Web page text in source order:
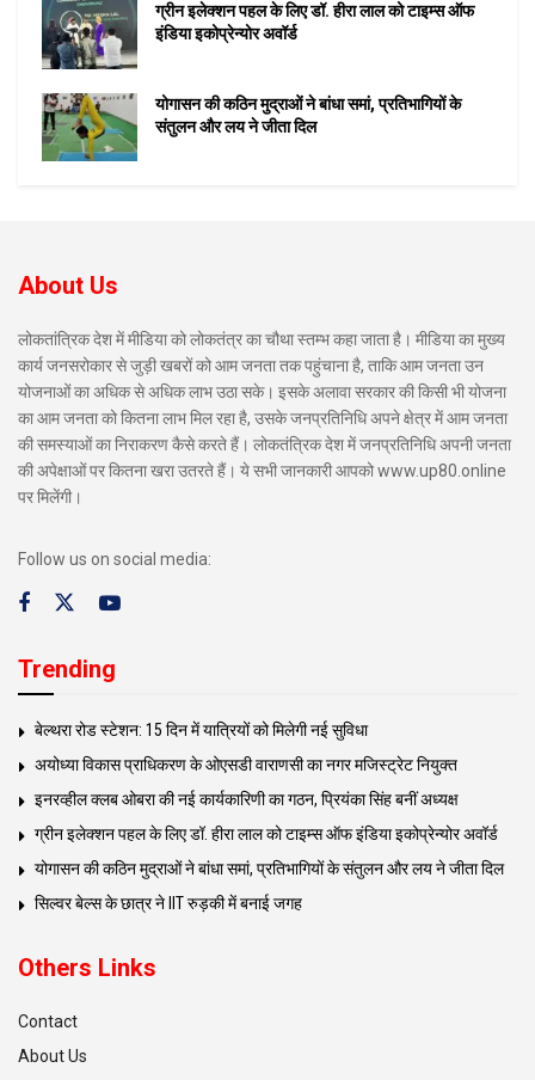
ग्रीन इलेक्शन पहल के लिए डॉ. हीरा लाल को टाइम्स ऑफ
इंडिया इकोप्रेन्योर अवॉर्ड
योगासन की कठिन मुद्राओं ने बांधा समां, प्रतिभागियों के
संतुलन और लय ने जीता दिल
About Us
लोकतांत्रिक देश में मीडिया को लोकतंत्र का चौथा स्तम्भ कहा जाता है। मीडिया का मुख्य
कार्य जनसरोकार से जुड़ी खबरों को आम जनता तक पहुंचाना है, ताकि आम जनता उन
योजनाओं का अधिक से अधिक लाभ उठा सके। इसके अलावा सरकार की किसी भी योजना
का आम जनता को कितना लाभ मिल रहा है, उसके जनप्रतिनिधि अपने क्षेत्र में आम जनता
की समस्याओं का निराकरण कैसे करते हैं। लोकतंत्रिक देश में जनप्रतिनिधि अपनी जनता
की अपेक्षाओं पर कितना खरा उतरते हैं। ये सभी जानकारी आपको www.up80.online
पर मिलेंगी।
Follow us on social media:
Trending
बेल्थरा रोड स्टेशन: 15 दिन में यात्रियों को मिलेगी नई सुविधा
अयोध्या विकास प्राधिकरण के ओएसडी वाराणसी का नगर मजिस्ट्रेट नियुक्त
इनरव्हील क्लब ओबरा की नई कार्यकारिणी का गठन, प्रियंका सिंह बनीं अध्यक्ष
ग्रीन इलेक्शन पहल के लिए डॉ. हीरा लाल को टाइम्स ऑफ इंडिया इकोप्रेन्योर अवॉर्ड
योगासन की कठिन मुद्राओं ने बांधा समां, प्रतिभागियों के संतुलन और लय ने जीता दिल
सिल्वर बेल्स के छात्र ने IIT रुड़की में बनाई जगह
Others Links
Contact
About Us